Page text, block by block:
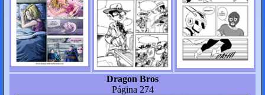
Dragon Bros
Página 274